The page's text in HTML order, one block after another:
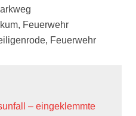
Feuerwehr
Feuerwehr
– eingeklemmte